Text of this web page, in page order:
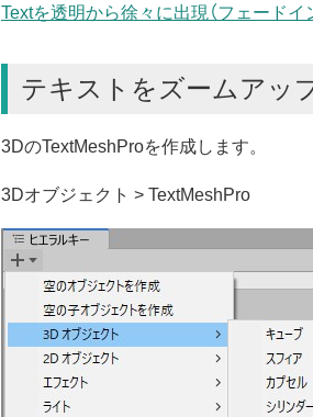
Textを透明から徐々に出現（フェードイ
テキストをズームアッ
3DのTextMeshProを作成します。
3Dオブジェクト > TextMeshPro